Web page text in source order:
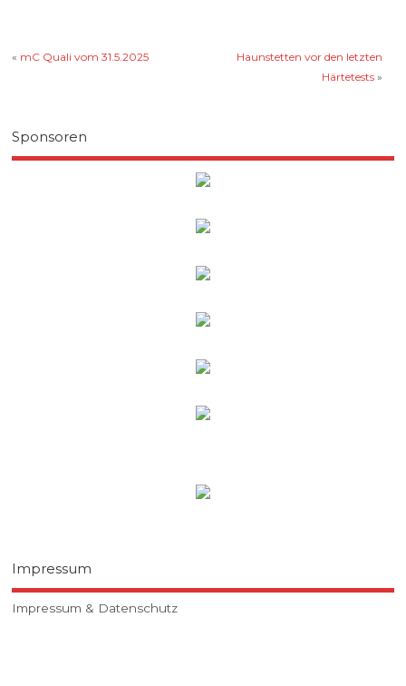
« mC Quali vom 31.5.2025
Haunstetten vor den letzten
Härtetests»
Sponsoren
Impressum
Impressum & Datenschutz